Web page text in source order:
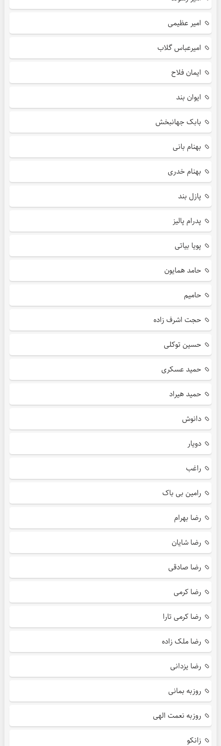
امیر عظیمی
امیرعباس گلاب
ایمان فلاح
ایوان بند
بابک جهانبخش
بهنام بانی
بهنام خدری
پازل بند
پدرام پالیز
پویا بیاتی
حامد همایون
حامیم
حجت اشرف زاده
حسین توکلی
حمید عسکری
حمید هیراد
دانوش
دویار
راغب
رامین بی باک
رضا بهرام
رضا شایان
رضا صادقی
رضا کرمی
رضا کرمی تارا
رضا ملک زاده
رضا یزدانی
روزبه بمانی
روزبه نعمت الهی
زانکو